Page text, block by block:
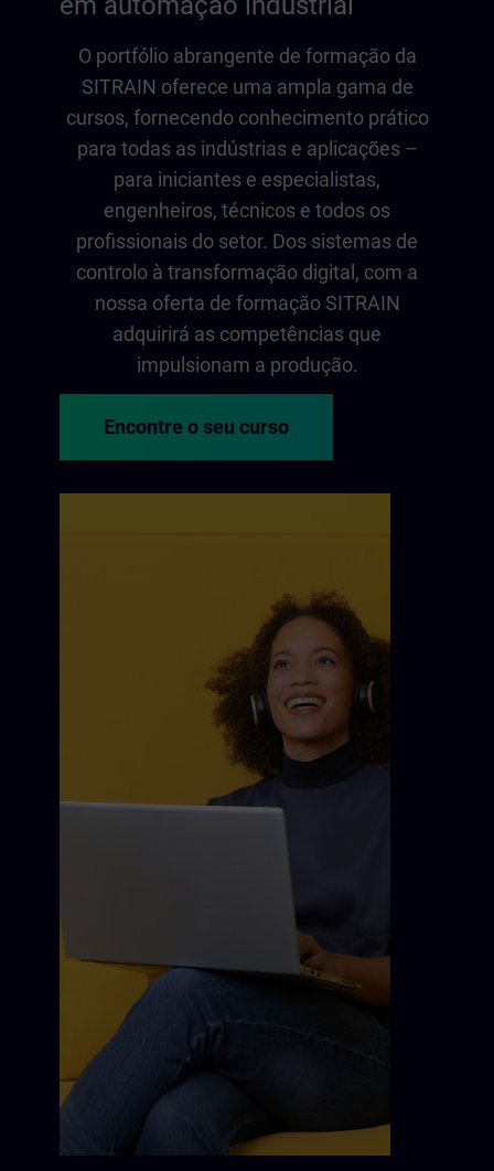
O portfólio abrangente de formação da
SITRAIN oferece uma ampla gama de
cursos, fornecendo conhecimento prático
para todas as indústrias e aplicações –
para iniciantes e especialistas,
engenheiros, técnicos e todos os
profissionais do setor. Dos sistemas de
controlo à transformação digital, com a
nossa oferta de formação SITRAIN
adquirirá as competências que
impulsionam a produção.
Encontre o seu curso